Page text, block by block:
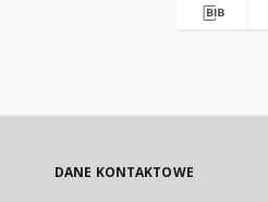
DANE KONTAKTOWE